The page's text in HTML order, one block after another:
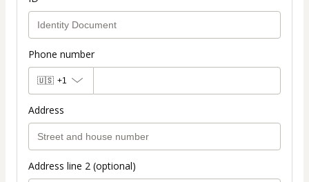
Phone number
🇺🇸 +1
Address
Address line 2 (optional)